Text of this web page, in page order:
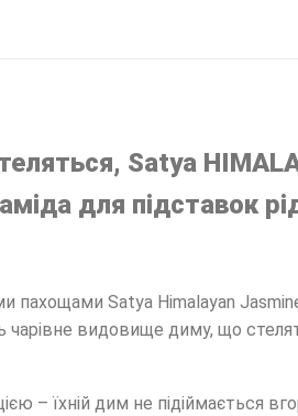
Satya
для підставок
пахощами Satya Himalayan
чарівне видовище диму, що
– їхній дим не підіймається